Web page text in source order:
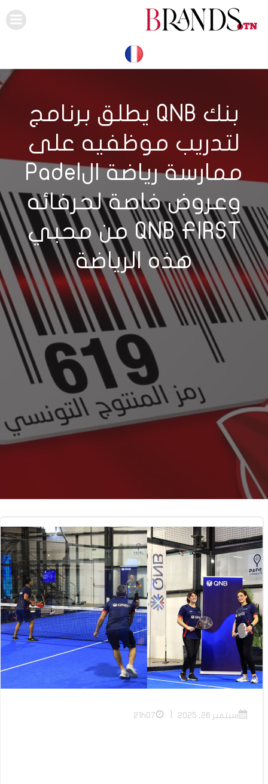
بنك QNB يطلق برنامج
لتدريب موظفيه على
ممارسة رياضة الPadel
وعروض خاصة لحرفائه
QNB FIRST من محبي
هذه الرياضة
سبتمبر 26, 2025 21h07